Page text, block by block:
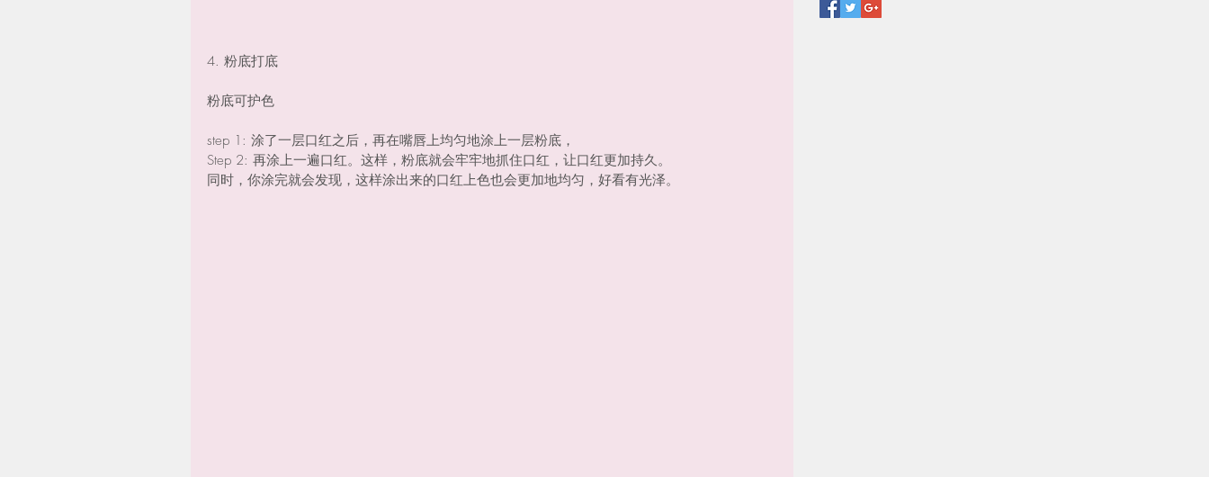
4. 粉底打底
粉底可护色
step 1: 涂了一层口红之后，再在嘴唇上均匀地涂上一层粉底，
Step 2: 再涂上一遍口红。这样，粉底就会牢牢地抓住口红，让口红更加持久。
同时，你涂完就会发现，这样涂出来的口红上色也会更加地均匀，好看有光泽。